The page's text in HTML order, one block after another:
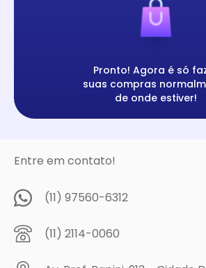
Pronto! Agora é só
suas compras
de onde estiver!
Entre em contato!
(11) 97560-6312
(11) 2114-0060